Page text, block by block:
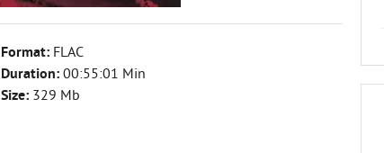
Format: FLAC
Duration: 00:55:01 Min
Size: 329 Mb